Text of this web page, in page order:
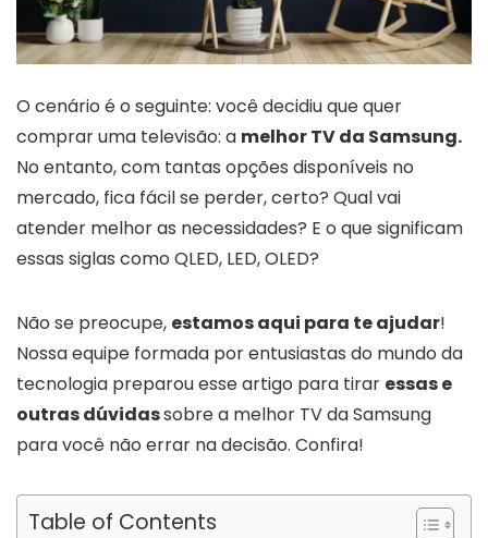
O cenário é o seguinte: você decidiu que quer
comprar uma televisão: a melhor TV da Samsung.
No entanto, com tantas opções disponíveis no
mercado, fica fácil se perder, certo? Qual vai
atender melhor as necessidades? E o que significam
essas siglas como QLED, LED, OLED?
Não se preocupe, estamos aqui para te ajudar!
Nossa equipe formada por entusiastas do mundo da
tecnologia preparou esse artigo para tirar essas e
outras dúvidassobre a melhor TV da Samsung
para você não errar na decisão. Confira!
Table of Contents